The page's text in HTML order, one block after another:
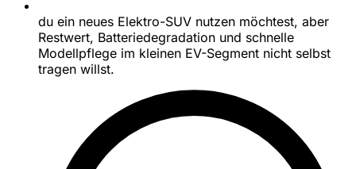
du ein neues Elektro-SUV nutzen möchtest, aber
Restwert, Batteriedegradation und schnelle
Modellpflege im kleinen EV-Segment nicht selbst
tragen willst.